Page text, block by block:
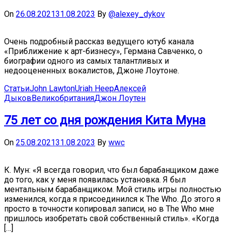
On 26.08.202131.08.2023 By @alexey_dykov
Очень подробный рассказ ведущего ютуб канала
«Приближение к арт-бизнесу», Германа Савченко, о
биографии одного из самых талантливых и
недооцененных вокалистов, Джоне Лоутоне.
СтатьиJohn LawtonUriah HeepАлексей
ДыковВеликобританияДжон Лоутен
75 лет со дня рождения Кита Муна
On 25.08.202131.08.2023 By wwc
К. Мун: «Я всегда говорил, что был барабанщиком даже
до того, как у меня появилась установка. Я был
ментальным барабанщиком. Мой стиль игры полностью
изменился, когда я присоединился к The Who. До этого я
просто в точности копировал записи, но в The Who мне
пришлось изобретать свой собственный стиль». «Когда
[…]